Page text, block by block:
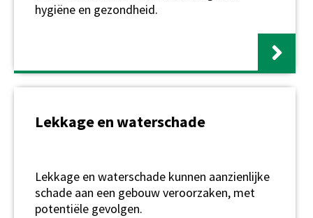
hygiëne en gezondheid.
Lekkage en waterschade
Lekkage en waterschade kunnen aanzienlijke
schade aan een gebouw veroorzaken, met
potentiële gevolgen.